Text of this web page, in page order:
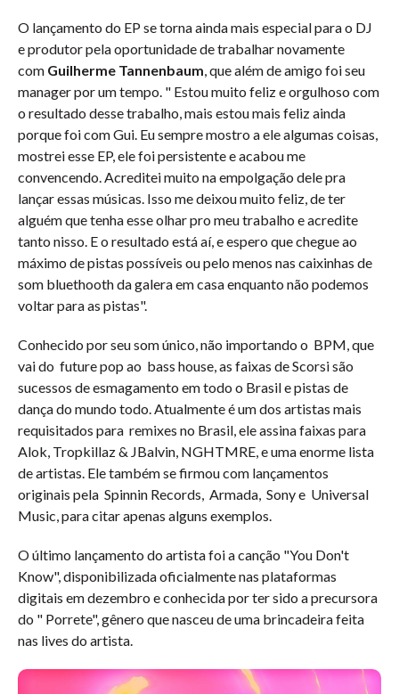
O lançamento do EP se torna ainda mais especial para o DJ
e produtor pela oportunidade de trabalhar novamente
com Guilherme Tannenbaum, que além de amigo foi seu
manager por um tempo. " Estou muito feliz e orgulhoso com
o resultado desse trabalho, mais estou mais feliz ainda
porque foi com Gui. Eu sempre mostro a ele algumas coisas,
mostrei esse EP, ele foi persistente e acabou me
convencendo. Acreditei muito na empolgação dele pra
lançar essas músicas. Isso me deixou muito feliz, de ter
alguém que tenha esse olhar pro meu trabalho e acredite
tanto nisso. E o resultado está aí, e espero que chegue ao
máximo de pistas possíveis ou pelo menos nas caixinhas de
som bluethooth da galera em casa enquanto não podemos
voltar para as pistas".
Conhecido por seu som único, não importando o BPM, que
vai do future pop ao bass house, as faixas de Scorsi são
sucessos de esmagamento em todo o Brasil e pistas de
dança do mundo todo. Atualmente é um dos artistas mais
requisitados para remixes no Brasil, ele assina faixas para
Alok, Tropkillaz & JBalvin, NGHTMRE, e uma enorme lista
de artistas. Ele também se firmou com lançamentos
originais pela Spinnin Records, Armada, Sony e Universal
Music, para citar apenas alguns exemplos.
O último lançamento do artista foi a canção "You Don't
Know", disponibilizada oficialmente nas plataformas
digitais em dezembro e conhecida por ter sido a precursora
do " Porrete", gênero que nasceu de uma brincadeira feita
nas lives do artista.